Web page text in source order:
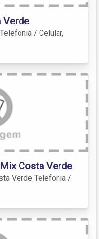
Verde
/ Celular,
Costa Verde
Verde Telefonia /